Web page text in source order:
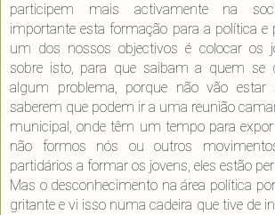
participem mais activamente na
importante esta formação para a política e
um dos nossos objectivos é colocar os
sobre isto, para que saibam a quem se
algum problema, porque não vão
saberem que podem ir a uma reunião
municipal, onde têm um tempo para
não formos nós ou outros
partidários a formar os jovens, eles estão
Mas o desconhecimento na área política
gritante e vi isso numa cadeira que tive de